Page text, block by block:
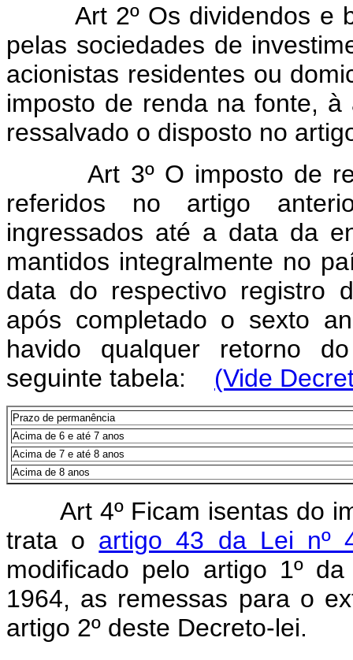
Art 2º Os dividendos e
pelas sociedades de
acionistas residentes ou
imposto de renda na fonte,
ressalvado o disposto no
Art 3º O imposto de
referidos no artigo
ingressados até a data da
mantidos integralmente no
data do respectivo registro
após completado o sexto
havido qualquer retorno
seguinte tabela: (Vide
Prazo de permanência
Acima de 6 e até 7 anos
Acima de 7 e até 8 anos
Acima de 8 anos
Art 4º Ficam isentas do
trata o artigo 43 da Lei nº
modificado pelo artigo 1º
1964, as remessas para o
artigo 2º deste Decreto-lei.